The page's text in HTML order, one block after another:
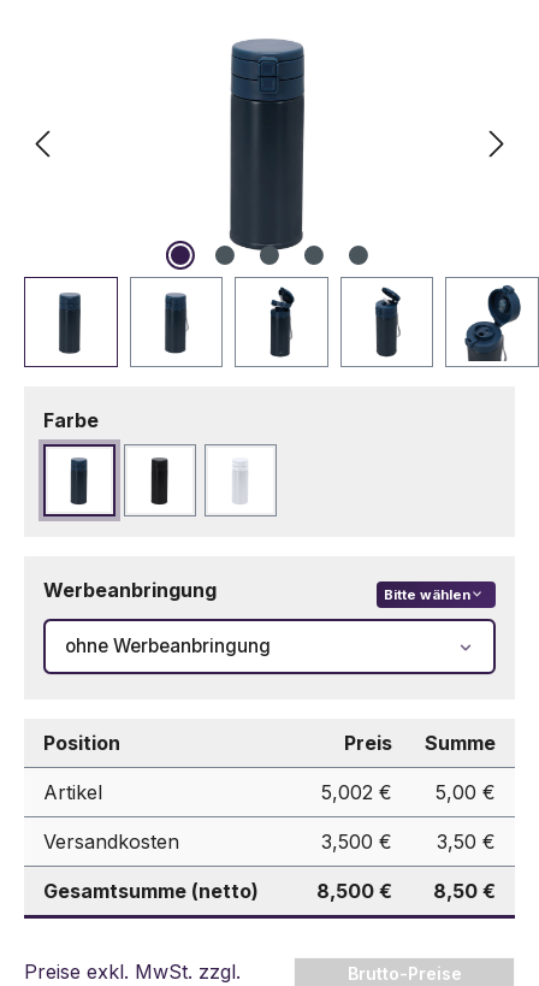
Farbeauswählen
MarineblauSchwarz
Werbeanbringung Bitte wählen
ohne Werbeanbringung
Position Preis Summe
Artikel 5,002 € 5,00 €
Versandkosten 3,500 € 3,50 €
Gesamtsumme (netto) 8,500 € 8,50 €
Preise exkl. MwSt. zzgl.
Brutto-Preise